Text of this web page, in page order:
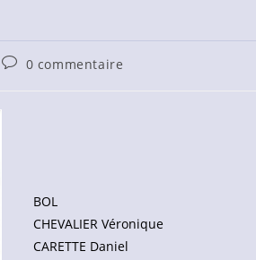
Commentaires
publication :
0 commentaire
BOL
CHEVALIER Véronique
CARETTE Daniel